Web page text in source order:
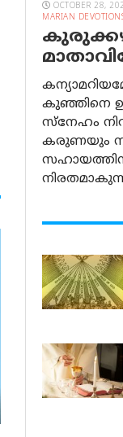
OCTOBER 28,
MARIAN
കുഞ്ഞിനെ
സ്നേഹം
കരുണയും